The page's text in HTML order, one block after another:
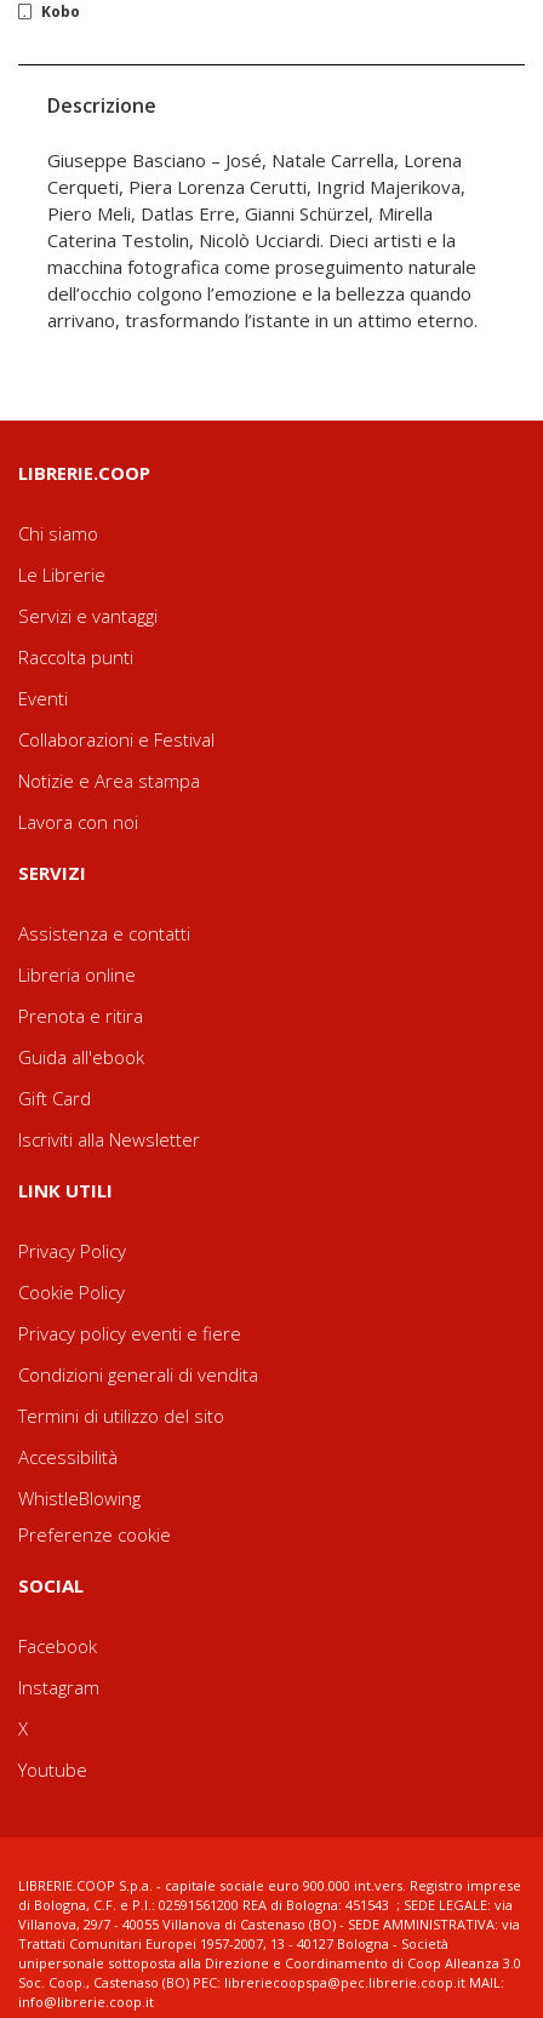
Kobo
Descrizione
Giuseppe Basciano – José, Natale Carrella, Lorena
Cerqueti, Piera Lorenza Cerutti, Ingrid Majerikova,
Piero Meli, Datlas Erre, Gianni Schürzel, Mirella
Caterina Testolin, Nicolò Ucciardi. Dieci artisti e la
macchina fotografica come proseguimento naturale
dell’occhio colgono l’emozione e la bellezza quando
arrivano, trasformando l’istante in un attimo eterno.
LIBRERIE.COOP
Chi siamo
Le Librerie
Servizi e vantaggi
Raccolta punti
Eventi
Collaborazioni e Festival
Notizie e Area stampa
Lavora con noi
SERVIZI
Assistenza e contatti
Libreria online
Prenota e ritira
Guida all'ebook
Gift Card
Iscriviti alla Newsletter
LINK UTILI
Privacy Policy
Cookie Policy
Privacy policy eventi e fiere
Condizioni generali di vendita
Termini di utilizzo del sito
Accessibilità
WhistleBlowing
Preferenze cookie
SOCIAL
Facebook
Instagram
X
Youtube
LIBRERIE.COOP S.p.a. - capitale sociale euro 900.000 int.vers. Registro imprese
di Bologna, C.F. e P.I.: 02591561200 REA di Bologna: 451543 ; SEDE LEGALE: via
Villanova, 29/7 - 40055 Villanova di Castenaso (BO) - SEDE AMMINISTRATIVA: via
Trattati Comunitari Europei 1957-2007, 13 - 40127 Bologna - Società
unipersonale sottoposta alla Direzione e Coordinamento di Coop Alleanza 3.0
Soc. Coop., Castenaso (BO) PEC: libreriecoopspa@pec.librerie.coop.it MAIL:
info@librerie.coop.it